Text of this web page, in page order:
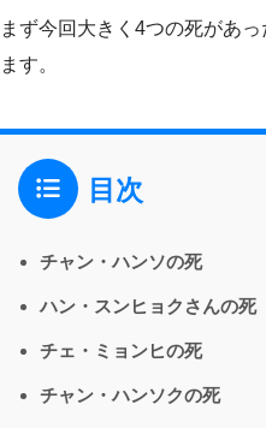
まず今回大きく4つの死があ
ます。
目次
チャン・ハンソの死
ハン・スンヒョクさんの死
チェ・ミョンヒの死
チャン・ハンソクの死